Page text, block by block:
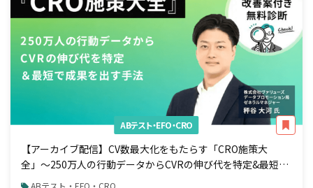
ABテスト・EFO・CRO
【アーカイブ配信】CV数最大化をもたらす「CRO施策大
全」〜250万人の行動データからCVRの伸び代を特定&最短で
成果を出す手法〜
ABテスト・EFO・CRO